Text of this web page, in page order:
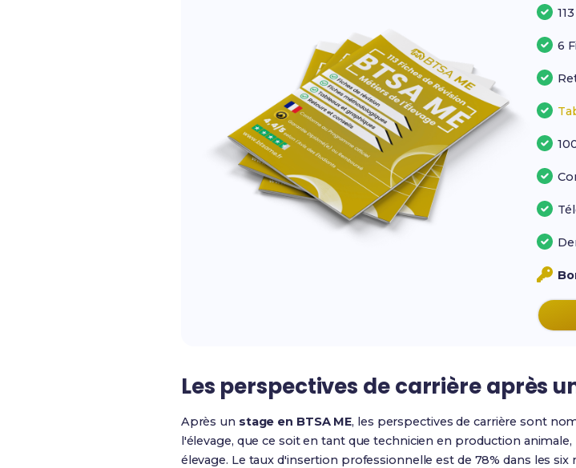
6
Les perspectives de carrière après
Après un stage en BTSA ME, les perspectives de carrière sont
l'élevage, que ce soit en tant que technicien en production
élevage. Le taux d'insertion professionnelle est de 78% dans les